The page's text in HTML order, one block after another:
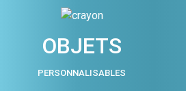
OBJETS
PERSONNALISABLES